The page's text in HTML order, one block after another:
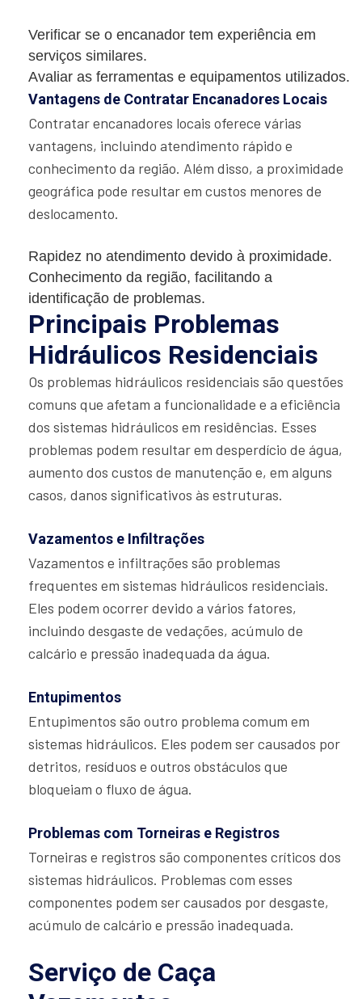
Verificar se o encanador tem experiência em
serviços similares.
Avaliar as ferramentas e equipamentos utilizados.
Vantagens de Contratar Encanadores Locais
Contratar encanadores locais oferece várias
vantagens, incluindo atendimento rápido e
conhecimento da região. Além disso, a proximidade
geográfica pode resultar em custos menores de
deslocamento.
Rapidez no atendimento devido à proximidade.
Conhecimento da região, facilitando a
identificação de problemas.
Principais Problemas
Hidráulicos Residenciais
Os problemas hidráulicos residenciais são questões
comuns que afetam a funcionalidade e a eficiência
dos sistemas hidráulicos em residências. Esses
problemas podem resultar em desperdício de água,
aumento dos custos de manutenção e, em alguns
casos, danos significativos às estruturas.
Vazamentos e Infiltrações
Vazamentos e infiltrações são problemas
frequentes em sistemas hidráulicos residenciais.
Eles podem ocorrer devido a vários fatores,
incluindo desgaste de vedações, acúmulo de
calcário e pressão inadequada da água.
Entupimentos
Entupimentos são outro problema comum em
sistemas hidráulicos. Eles podem ser causados por
detritos, resíduos e outros obstáculos que
bloqueiam o fluxo de água.
Problemas com Torneiras e Registros
Torneiras e registros são componentes críticos dos
sistemas hidráulicos. Problemas com esses
componentes podem ser causados por desgaste,
acúmulo de calcário e pressão inadequada.
Serviço de Caça